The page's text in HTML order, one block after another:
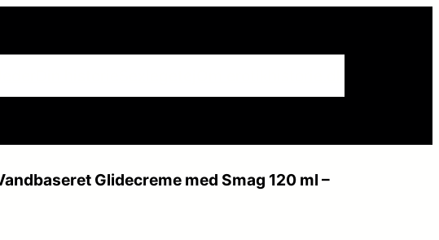
Glidecreme med Smag 120 ml –